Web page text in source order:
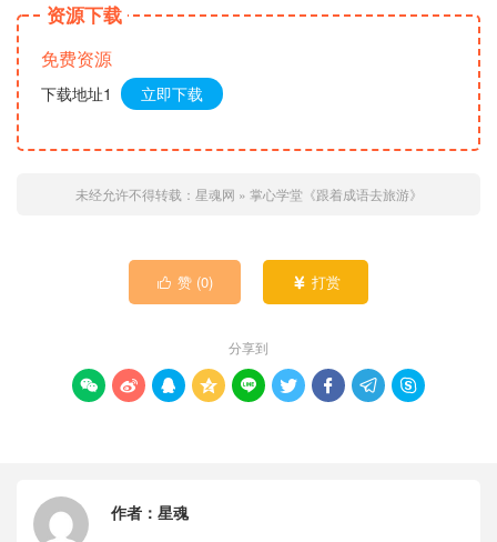
资源下载
免费资源
下载地址1 立即下载
未经允许不得转载： 星魂网 » 掌心学堂《跟着成语去旅游》
 赞 (0)  打赏
分享到
        
作者： 星魂